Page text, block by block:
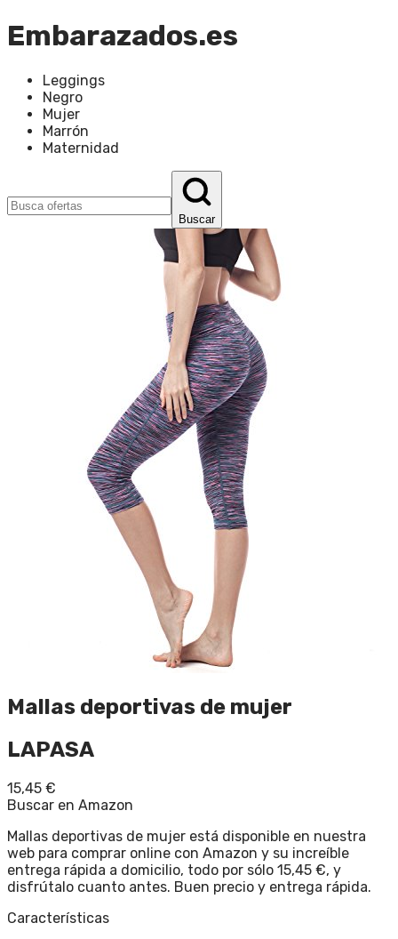
Embarazados.es
Leggings
Negro
Mujer
Marrón
Maternidad
Buscar
Mallas deportivas de mujer
LAPASA
15,45 €
Buscar en Amazon
Mallas deportivas de mujer está disponible en nuestra
web para comprar online con Amazon y su increíble
entrega rápida a domicilio, todo por sólo 15,45 €, y
disfrútalo cuanto antes. Buen precio y entrega rápida.
Características